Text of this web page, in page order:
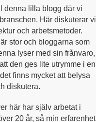
denna lilla blogg där vi
Här diskuterar vi
och arbetsmetoder.
stor och bloggarna som
lyser med sin frånvaro,
den ges lite utrymme i en
finns mycket att belysa
diskutera.
här har själv arbetat i
20 år, så min erfarenhet